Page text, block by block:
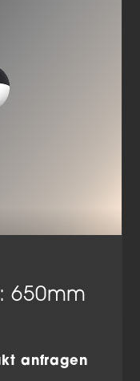
650mm
anfragen